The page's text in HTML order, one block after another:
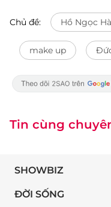
Chủ đề: Hồ Ngọc Hà
make up
Tin cùng
SHOWBIZ
ĐỜI SỐNG